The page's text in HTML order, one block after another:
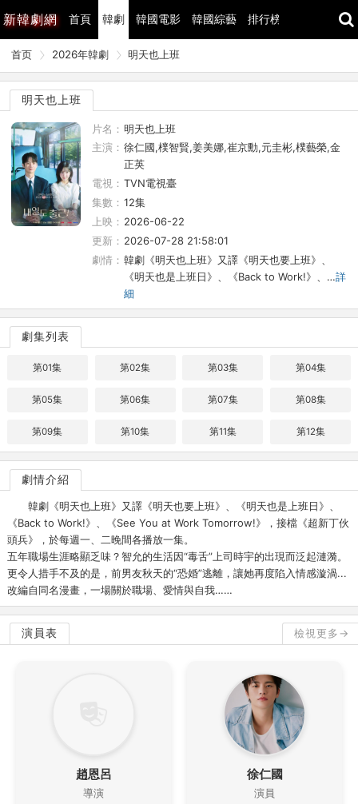
新韓劇網 首頁 韓劇 韓國電影 韓國綜藝 排行榜
首页 2026年韓劇 明天也上班
明天也上班
片名： 明天也上班
主演： 徐仁國,樸智賢,姜美娜,崔京勳,元圭彬,樸藝榮,金
正英
電視： TVN電視臺
集數： 12集
上映： 2026-06-22
更新： 2026-07-28 21:58:01
劇情： 韓劇《明天也上班》又譯《明天也要上班》、
《明天也是上班日》、《Back to Work!》、…詳
細
劇集列表
第01集 第02集 第03集 第04集
第05集 第06集 第07集 第08集
第09集 第10集 第11集 第12集
劇情介紹
韓劇《明天也上班》又譯《明天也要上班》、《明天也是上班日》、
《Back to Work!》、《See You at Work Tomorrow!》，接檔《超新丁伙
頭兵》，於每週一、二晚間各播放一集。
五年職場生涯略顯乏味？智允的生活因“毒舌”上司時宇的出現而泛起漣漪。
更令人措手不及的是，前男友秋天的“恐婚”逃離，讓她再度陷入情感漩渦...
改編自同名漫畫，一場關於職場、愛情與自我……
演員表 檢視更多→
趙恩呂
導演
徐仁國
演員